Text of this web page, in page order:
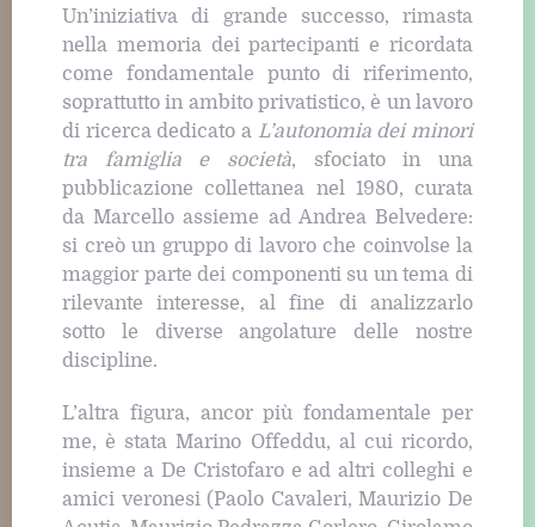
Un’iniziativa di grande successo, rimasta
nella memoria dei partecipanti e ricordata
come fondamentale punto di riferimento,
soprattutto in ambito privatistico, è un lavoro
di ricerca dedicato a L’autonomia dei minori
tra famiglia e società, sfociato in una
pubblicazione collettanea nel 1980, curata
da Marcello assieme ad Andrea Belvedere:
si creò un gruppo di lavoro che coinvolse la
maggior parte dei componenti su un tema di
rilevante interesse, al fine di analizzarlo
sotto le diverse angolature delle nostre
discipline.
L’altra figura, ancor più fondamentale per
me, è stata Marino Offeddu, al cui ricordo,
insieme a De Cristofaro e ad altri colleghi e
amici veronesi (Paolo Cavaleri, Maurizio De